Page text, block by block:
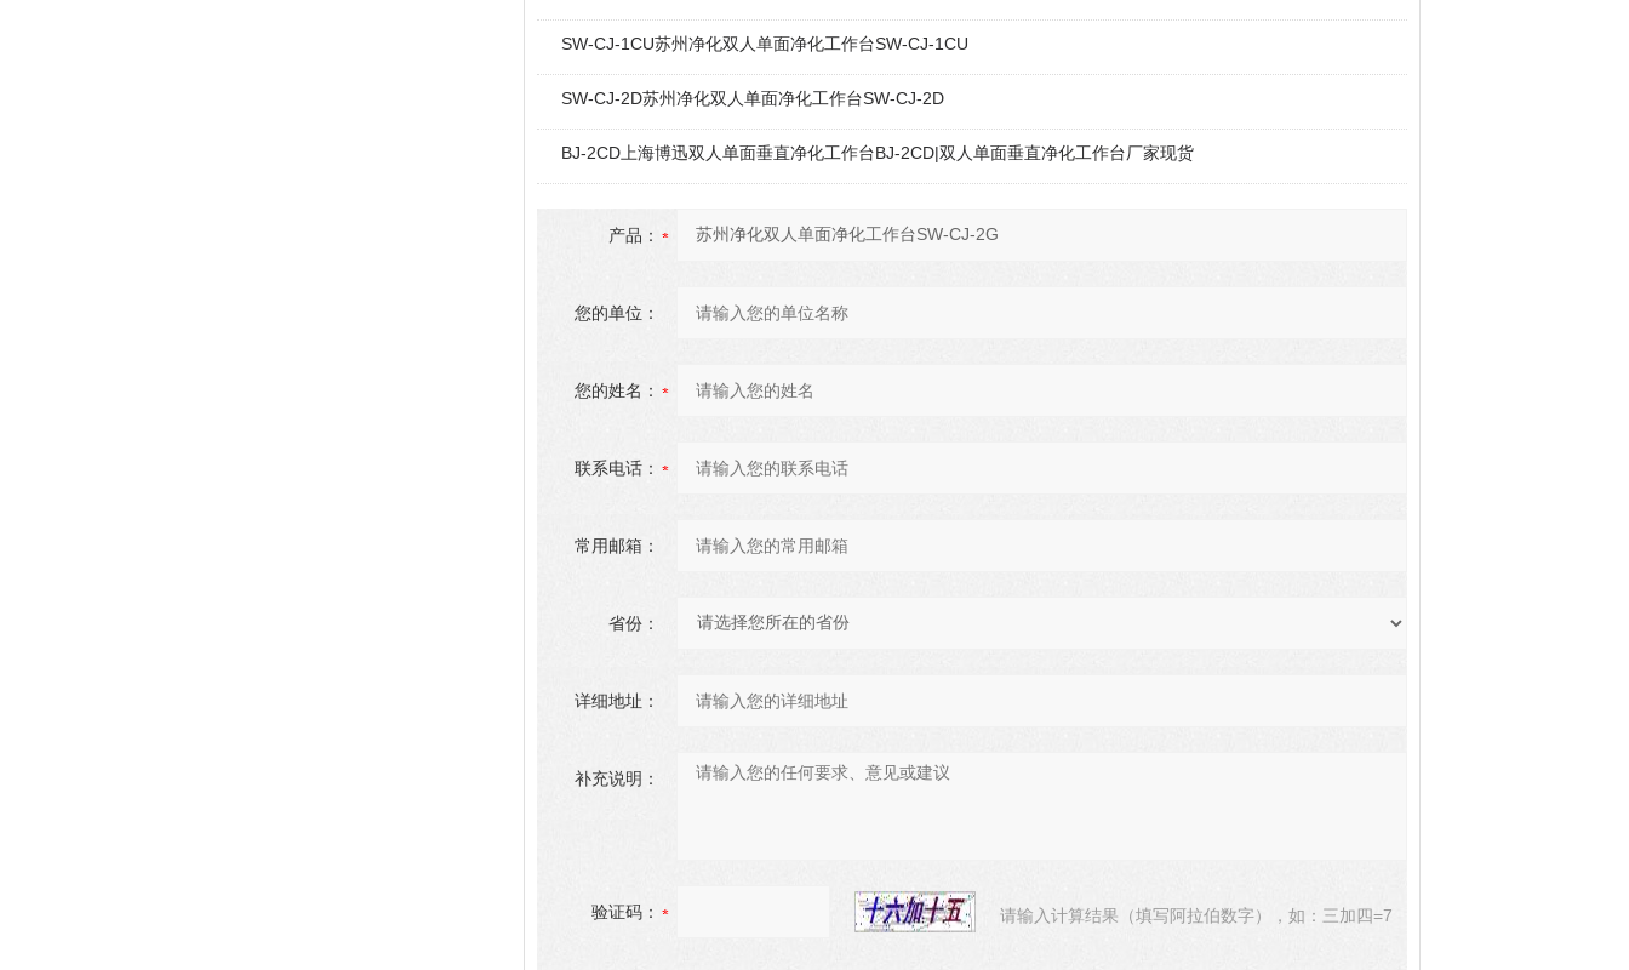
SW-CJ-1CU苏州净化双人单面净化工作台SW-CJ-1CU
SW-CJ-2D苏州净化双人单面净化工作台SW-CJ-2D
BJ-2CD上海博迅双人单面垂直净化工作台BJ-2CD|双人单面垂直净化工作台厂家现货
产品：
您的单位：
您的姓名：
联系电话：
常用邮箱：
省份：
详细地址：
补充说明：
验证码： 请输入计算结果（填写阿拉伯数字），如：三加四=7